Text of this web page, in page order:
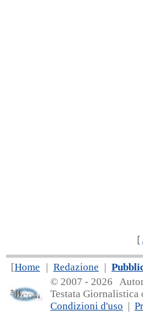
[
[Home | Redazione |
© 2007 - 2026
Testata
Condizioni d'uso |